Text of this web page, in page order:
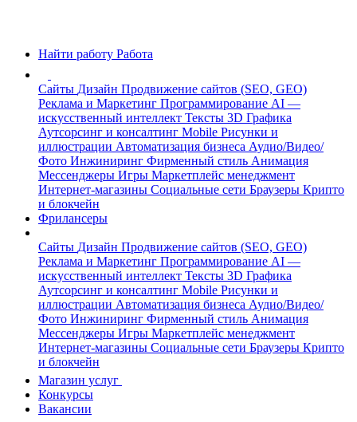
Найти работу Работа
Сайты Дизайн Продвижение сайтов (SEO, GEO)
Реклама и Маркетинг Программирование AI —
искусственный интеллект Тексты 3D Графика
Аутсорсинг и консалтинг Mobile Рисунки и
иллюстрации Автоматизация бизнеса Аудио/Видео/
Фото Инжиниринг Фирменный стиль Анимация
Мессенджеры Игры Маркетплейс менеджмент
Интернет-магазины Социальные сети Браузеры Крипто
и блокчейн
Фрилансеры
Сайты Дизайн Продвижение сайтов (SEO, GEO)
Реклама и Маркетинг Программирование AI —
искусственный интеллект Тексты 3D Графика
Аутсорсинг и консалтинг Mobile Рисунки и
иллюстрации Автоматизация бизнеса Аудио/Видео/
Фото Инжиниринг Фирменный стиль Анимация
Мессенджеры Игры Маркетплейс менеджмент
Интернет-магазины Социальные сети Браузеры Крипто
и блокчейн
Магазин услуг
Конкурсы
Вакансии